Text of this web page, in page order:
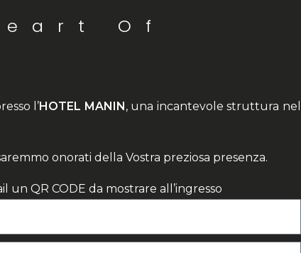
Of
l’HOTEL MANIN , una incantevole struttura nel
onorati della Vostra preziosa presenza.
QR CODE da mostrare all’ingresso